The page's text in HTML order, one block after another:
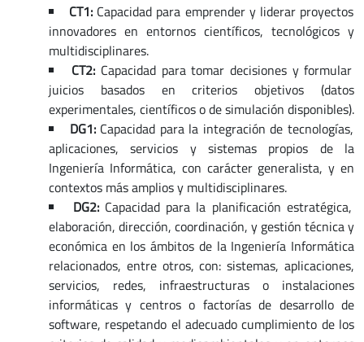
CT1: Capacidad para emprender y liderar proyectos
innovadores en entornos científicos, tecnológicos y
multidisciplinares.
CT2: Capacidad para tomar decisiones y formular
juicios basados en criterios objetivos (datos
experimentales, científicos o de simulación disponibles).
DG1: Capacidad para la integración de tecnologías,
aplicaciones, servicios y sistemas propios de la
Ingeniería Informática, con carácter generalista, y en
contextos más amplios y multidisciplinares.
DG2: Capacidad para la planificación estratégica,
elaboración, dirección, coordinación, y gestión técnica y
económica en los ámbitos de la Ingeniería Informática
relacionados, entre otros, con: sistemas, aplicaciones,
servicios, redes, infraestructuras o instalaciones
informáticas y centros o factorías de desarrollo de
software, respetando el adecuado cumplimiento de los